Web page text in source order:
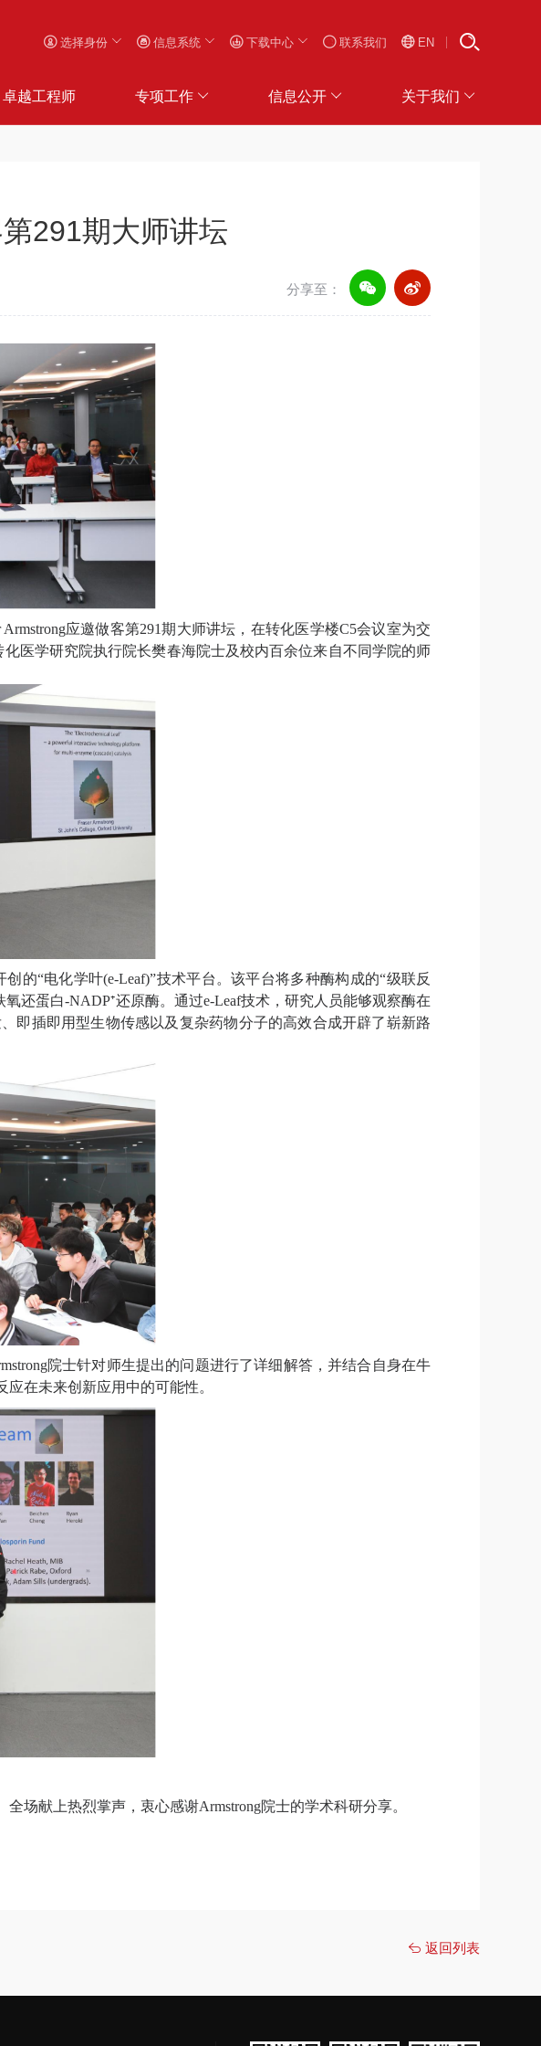
选择身份 信息系统 下载中心 联系我们 EN
卓越工程师 专项工作 信息公开 关于我们
291期大师讲坛
分享至：
Armstrong应邀做客第291期大师讲坛，在转化医学楼C5会议室为交
化医学研究院执行院长樊春海院士及校内百余位来自不同学院的师
创的“电化学叶(e-Leaf)”技术平台。该平台将多种酶构成的“级联反
氧还蛋白-NADP⁺还原酶。通过e-Leaf技术，研究 人员能够观察酶在
即插即用型生物传感以及复杂药物分子的高效合成开辟了崭新路
院士针对师生提出的问题进行了详细解答，并结合自身在牛
在未来创新应用中的可能性。
全场献上热烈掌声，衷心感谢Armstrong院士的学术科研分享。
返回列表